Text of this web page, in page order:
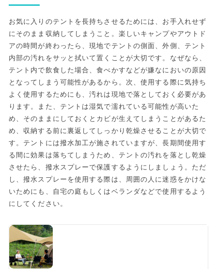
お気に入りのテントを長持ちさせるためには、お手入れせず
にそのまま収納してしまうこと。楽しいキャンプやアウトド
アの時間が終わったら、現地でテントの側面、外側、テント
内部の汚れをサッと拭いて置くことが大切です。なぜなら、
テント内で飲食した場合、食べかすなどが嫌なにおいの原因
となってしまう可能性があるから。次、使用する際に気持ち
よく使用するためにも、汚れは現地で落としておく必要があ
ります。また、テントは湿気で濡れている可能性が高いた
め、そのままにしておくとカビが生えてしまうことがあるた
め、収納する前に裏返してしっかり乾燥させることが大切で
す。テントには撥水加工が施されていますが、長期間使用す
る間に効果は落ちてしまうため、テントの汚れを落とし乾燥
させたら、撥水スプレーで保護するようにしましょう。ただ
し、撥水スプレーを使用する際は、周囲の人に迷惑をかけな
いためにも、自宅の庭もしくはベランダなどで使用するよう
にしてください。